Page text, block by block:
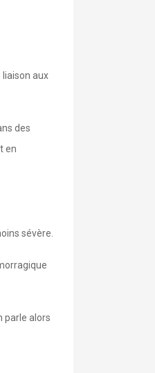
aux
des
en
sévère.
parle alors